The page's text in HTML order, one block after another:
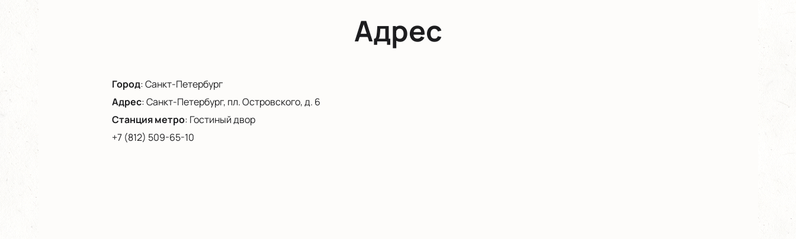
Адрес
Город:Санкт-Петербург
Адрес:Санкт-Петербург, пл. Островского, д. 6
Станция метро: Гостиный двор
+7 (812) 509-65-10